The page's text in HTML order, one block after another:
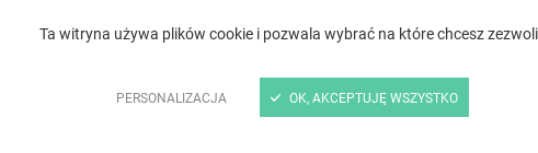
Ta witryna używa plików cookie i pozwala wybrać na które chcesz
PERSONALIZACJA OK, AKCEPTUJĘ WSZYSTKO